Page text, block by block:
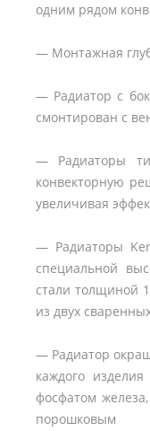
одним рядом
— Монтажная
— Радиатор с
смонтирован с
— Радиаторы
конвекторную
увеличивая
— Радиаторы
специальной
стали толщиной
из двух
— Радиатор
каждого изделия
фосфатом